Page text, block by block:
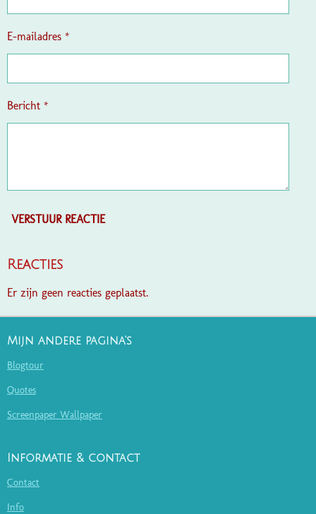
r
e
E-mailadres *
Bericht *
VERSTUUR REACTIE
Reacties
Er zijn geen reacties geplaatst.
Mijn andere pagina's
Blogtour
Quotes
Screenpaper Wallpaper
Informatie & contact
Contact
Info